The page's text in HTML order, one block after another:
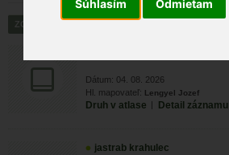
Súhlasím Odmietam
Dátum: 04. 08. 2026
Hl. mapovateľ: Lengyel Jozef
Druh v atlase | Detail záznamu
jastrab krahulec